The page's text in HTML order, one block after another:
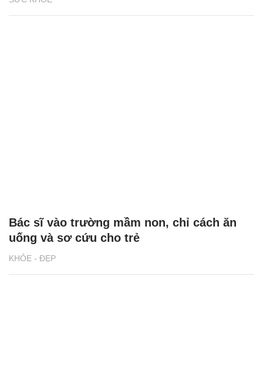
KHỎE - ĐẸP
Bác sĩ vào trường mầm non, chỉ cách ăn
uống và sơ cứu cho trẻ